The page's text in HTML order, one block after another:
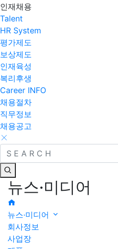
인재채용
Talent
HR System
평가제도
보상제도
인재육성
복리후생
Career INFO
채용절차
직무정보
채용공고
뉴스·미디어
뉴스·미디어
회사정보
사업장